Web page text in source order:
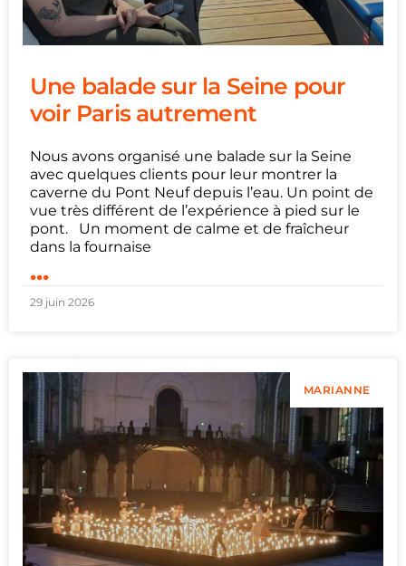
Une balade sur la Seine pour
voir Paris autrement
Nous avons organisé une balade sur la Seine
avec quelques clients pour leur montrer la
caverne du Pont Neuf depuis l’eau. Un point de
vue très différent de l’expérience à pied sur le
pont. Un moment de calme et de fraîcheur
dans la fournaise
...
29 juin 2026
MARIANNE